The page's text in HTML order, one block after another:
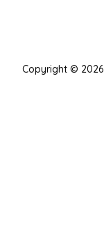
Copyright © 2026